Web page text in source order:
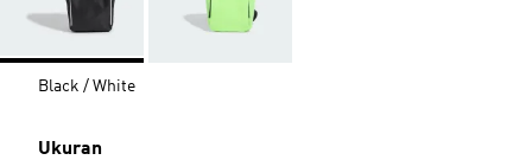
Black / White
Ukuran